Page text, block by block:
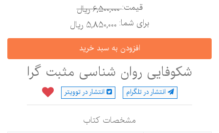
قیمت:6,500,000 ريال
برای شما:5,850,000 ريال
شكوفایی روان شناسی مثبت گرا
انتشار در تلگرام انتشار در توویتر
مشخصات كتاب